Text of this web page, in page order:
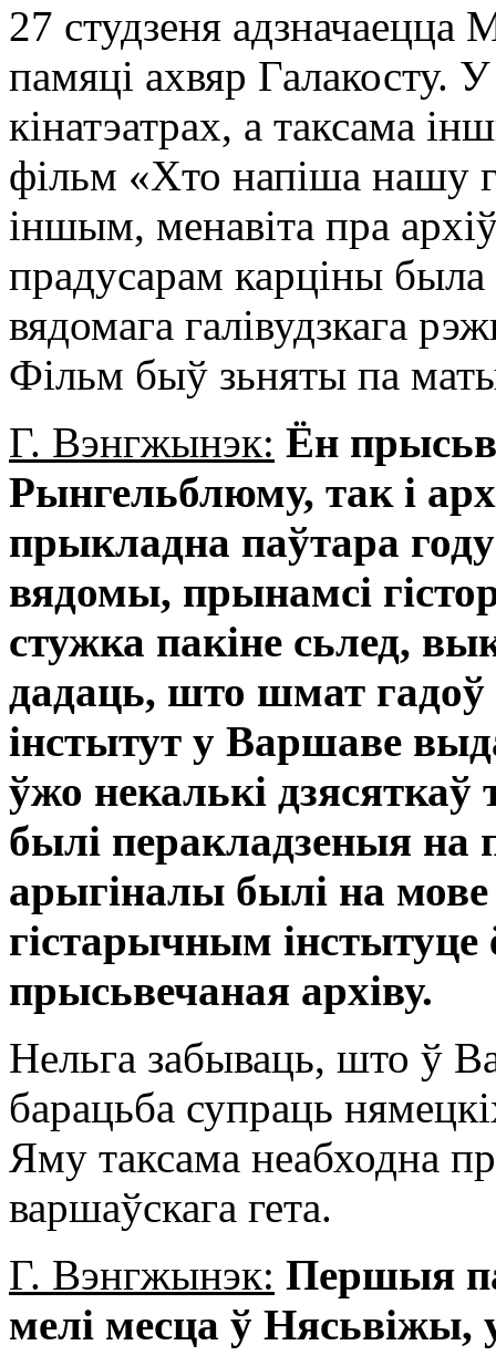
27 студзеня
памяці ахвяр Галакосту.
кінатэатрах, а таксама
фільм «Хто напіша нашу
іншым, менавіта пра
прадусарам карціны была
вядомага галівудзкага
Фільм быў зьняты па
Г. Вэнгжынэк: Ён
Рынгельблюму, так і
прыкладна паўтара
вядомы, прынамсі
стужка пакіне сьлед,
дадаць, што шмат гадоў
інстытут у Варшаве
ўжо некалькі
былі перакладзеныя на
арыгіналы былі на
гістарычным
прысьвечаная архіву.
Нельга забываць, што ў
барацьба супраць
Яму таксама неабходна
варшаўскага гета.
Г. Вэнгжынэк: Першыя
мелі месца ў Нясьвіжы,